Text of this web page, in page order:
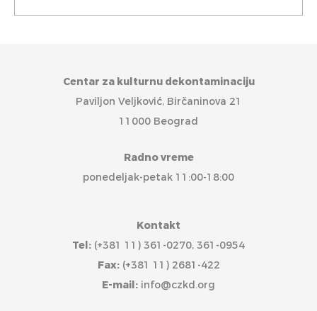
Centar za kulturnu dekontaminaciju
Paviljon Veljković, Birčaninova 21
11000 Beograd
Radno vreme
ponedeljak-petak 11:00-18:00
Kontakt
Tel: (+381 11) 361-0270, 361-0954
Fax:(+381 11) 2681-422
E-mail: info@czkd.org